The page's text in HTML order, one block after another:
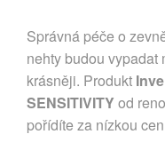
Správná péče o
nehty budou vypadat
krásněji. Produkt
SENSITIVITY od
pořídíte za nízkou